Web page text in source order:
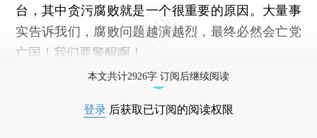
台，其中贪污腐败就是一个很重要的原因。大量事
实告诉我们，腐败问题越演越烈，最终必然会亡党
亡国！我们要警醒啊！
本文共计2926字 订阅后继续阅读
登录 后获取已订阅的阅读权限